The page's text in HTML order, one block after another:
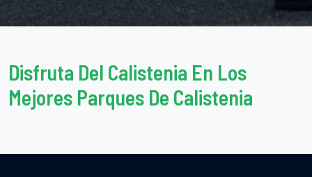
Disfruta Del Calistenia En Los
Mejores Parques De Calistenia